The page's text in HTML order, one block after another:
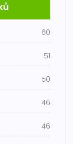
60
51
50
46
46